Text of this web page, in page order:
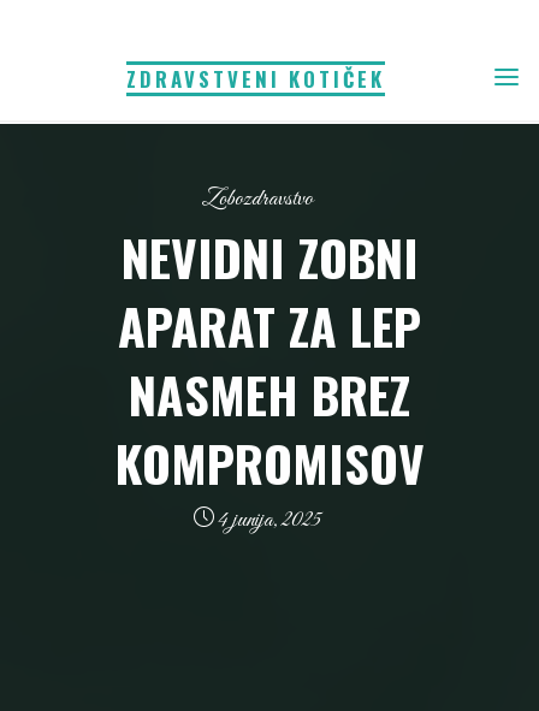
ZDRAVSTVENI KOTIČEK
Zobozdravstvo
NEVIDNI ZOBNI
APARAT ZA LEP
NASMEH BREZ
KOMPROMISOV
4 junija, 2025